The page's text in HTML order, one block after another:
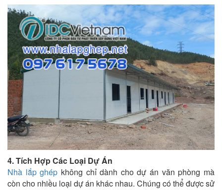
4. Tích Hợp Các Loại Dự Án
Nhà lắp ghép không chỉ dành cho dự án văn phòng mà
còn cho nhiều loại dự án khác nhau. Chúng có thể được sử